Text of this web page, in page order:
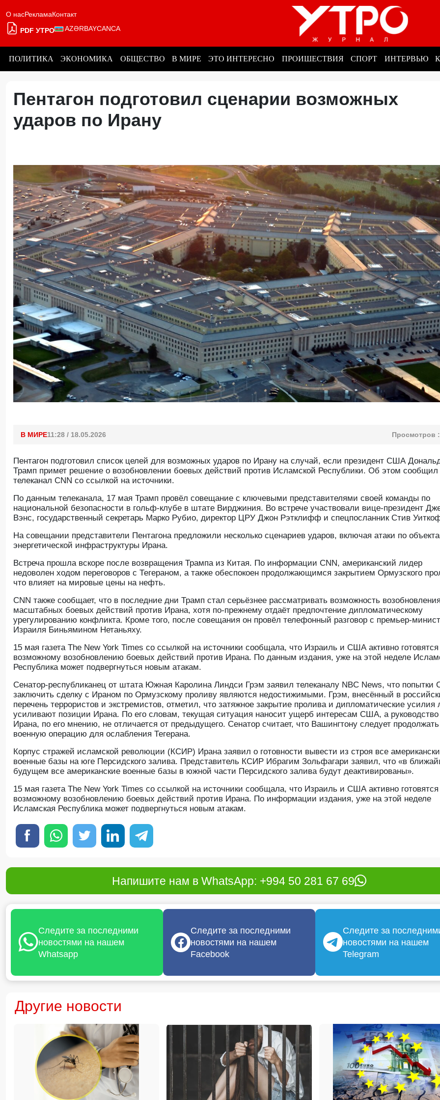
О насРекламаКонтакт
PDF УТРО AZƏRBAYCANCA
ПОЛИТИКА ЭКОНОМИКА ОБЩЕСТВО В МИРЕ ЭТО ИНТЕРЕСНО ПРОИШЕСТВИЯ СПОРТ ИНТЕРВЬЮ
Пентагон подготовил сценарии возможных
ударов по Ирану
В МИРЕ11:28 / 18.05.2026 Просмотров :
Пентагон подготовил список целей для возможных ударов по Ирану на случай, если президент США
Трамп примет решение о возобновлении боевых действий против Исламской Республики. Об этом сообщил
телеканал CNN со ссылкой на источники.
По данным телеканала, 17 мая Трамп провёл совещание с ключевыми представителями своей команды по
национальной безопасности в гольф-клубе в штате Вирджиния. Во встрече участвовали вице-президент
Вэнс, государственный секретарь Марко Рубио, директор ЦРУ Джон Рэтклифф и спецпосланник Стив
На совещании представители Пентагона предложили несколько сценариев ударов, включая атаки по
энергетической инфраструктуры Ирана.
Встреча прошла вскоре после возвращения Трампа из Китая. По информации CNN, американский лидер
недоволен ходом переговоров с Тегераном, а также обеспокоен продолжающимся закрытием Ормузского
что влияет на мировые цены на нефть.
CNN также сообщает, что в последние дни Трамп стал серьёзнее рассматривать возможность возобновления
масштабных боевых действий против Ирана, хотя по-прежнему отдаёт предпочтение дипломатическому
урегулированию конфликта. Кроме того, после совещания он провёл телефонный разговор с премьер-
Израиля Биньямином Нетаньяху.
15 мая газета The New York Times со ссылкой на источники сообщала, что Израиль и США активно готовятся
возможному возобновлению боевых действий против Ирана. По данным издания, уже на этой неделе
Республика может подвергнуться новым атакам.
Сенатор-республиканец от штата Южная Каролина Линдси Грэм заявил телеканалу NBC News, что
заключить сделку с Ираном по Ормузскому проливу являются недостижимыми. Грэм, внесённый в
перечень террористов и экстремистов, отметил, что затяжное закрытие пролива и дипломатические усилия
усиливают позиции Ирана. По его словам, текущая ситуация наносит ущерб интересам США, а руководство
Ирана, по его мнению, не отличается от предыдущего. Сенатор считает, что Вашингтону следует продолжать
военную операцию для ослабления Тегерана.
Корпус стражей исламской революции (КСИР) Ирана заявил о готовности вывести из строя все
военные базы на юге Персидского залива. Представитель КСИР Ибрагим Зольфагари заявил, что «в
будущем все американские военные базы в южной части Персидского залива будут деактивированы».
15 мая газета The New York Times со ссылкой на источники сообщала, что Израиль и США активно готовятся
возможному возобновлению боевых действий против Ирана. По информации издания, уже на этой неделе
Исламская Республика может подвергнуться новым атакам.
Напишите нам в WhatsApp: +994 50 281 67 69
Следите за последними
новостями на нашем
Whatsapp
Следите за последними
новостями на нашем
Facebook
Следите за
новостями на нашем
Telegram
Другие новости